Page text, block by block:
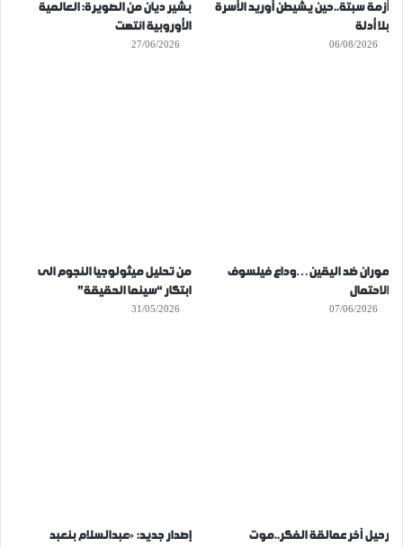
أزمة سبتة..حين يشيطن أوريد الأسرة
بلا أدلة
06/08/2026
بشير ديان من الصويرة: العالمية
الأوروبية انتهت
27/06/2026
موران ضد اليقين…وداع فيلسوف
الاحتمال
07/06/2026
من تحليل ميثولوجيا النجوم الى
ابتكار “سينما الحقيقة”
31/05/2026
رحيل آخر عمالقة الفكر..موت
إصدار جديد: «عبدالسلام بنعبد